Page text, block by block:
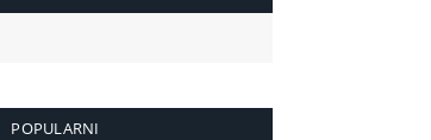
POPULARNI